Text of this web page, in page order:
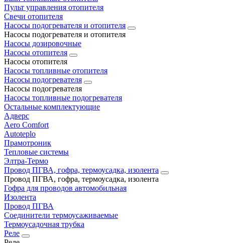
Пульт управления отопителя
Свечи отопителя
Насосы подогревателя и отопителя
Насосы подогревателя и отопителя
Насосы дозировочные
Насосы отопителя
Насосы отопителя
Насосы топливные отопителя
Насосы подогревателя
Насосы подогревателя
Насосы топливные подогревателя
Остальные комплектующие
Адверс
Aero Comfort
Autoteplo
Прамотроник
Тепловые системы
Элтра-Термо
Провод ПГВА, гофра, термоусадка, изолента
Провод ПГВА, гофра, термоусадка, изолента
Гофра для проводов автомобильная
Изолента
Провод ПГВА
Соединители термоусаживаемые
Термоусадочная трубка
Реле